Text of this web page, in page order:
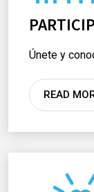
Únete y
READ